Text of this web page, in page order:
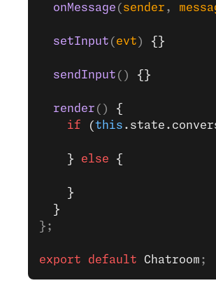
  onMessage
( sender ,
  setInput
( evt ) {}
  sendInput
() {}
  render
() {
    if
(this
    }
else {
    }
  }
};
export default Chatroom ;